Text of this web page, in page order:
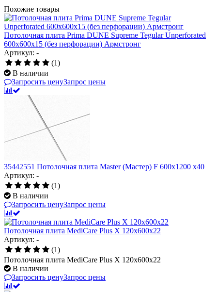
Похожие товары
Потолочная плита Prima DUNE Supreme Tegular Unperforated
600x600x15 (без перфорации) Армстронг
Артикул: -
(1)
В наличии
Запросить ценуЗапрос цены
35442551 Потолочная плита Master (Мастер) F 600x1200 x40
Артикул: -
(1)
В наличии
Запросить ценуЗапрос цены
Потолочная плита MediCare Plus X 120х600х22
Артикул: -
(1)
Потолочная плита MediCare Plus X 120х600х22
В наличии
Запросить ценуЗапрос цены